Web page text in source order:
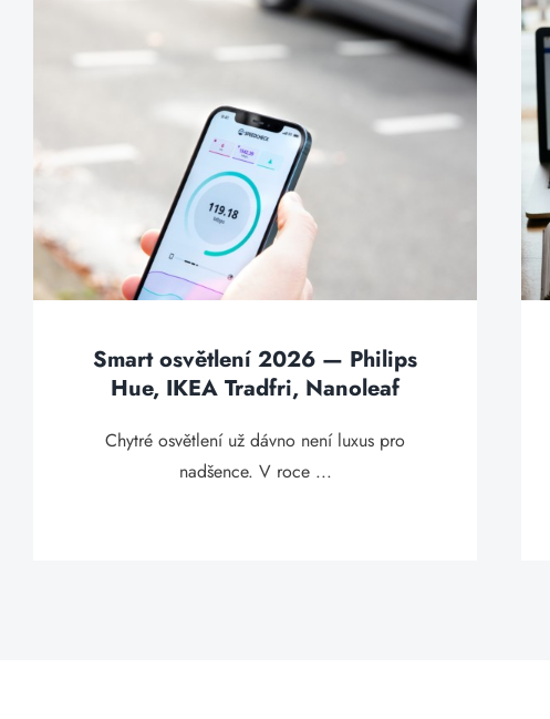
Smart osvětlení 2026 — Philips
Hue, IKEA Tradfri, Nanoleaf
Chytré osvětlení už dávno není luxus pro
nadšence. V roce ...